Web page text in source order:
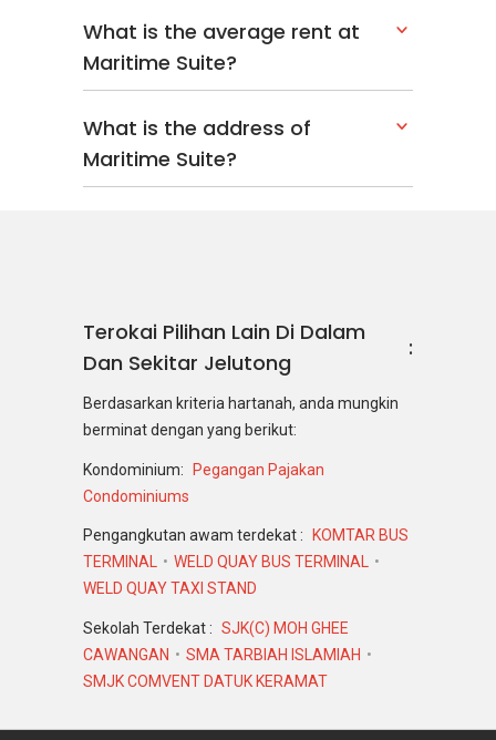
What is the average rent at
Maritime Suite?
What is the address of
Maritime Suite?
Terokai Pilihan Lain Di Dalam
Dan Sekitar Jelutong
Berdasarkan kriteria hartanah, anda mungkin
berminat dengan yang berikut:
Kondominium: Pegangan Pajakan
Condominiums
Pengangkutan awam terdekat :
KOMTAR BUS
TERMINAL
WELD QUAY BUS TERMINAL
WELD QUAY TAXI STAND
Sekolah Terdekat : SJK(C) MOH GHEE
CAWANGAN
SMA TARBIAH ISLAMIAH
SMJK COMVENT DATUK KERAMAT